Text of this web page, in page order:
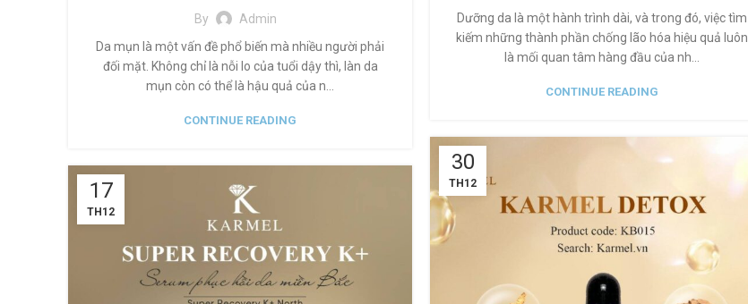
By
Admin
Da mụn là một vấn đề phổ biến mà nhiều người phải
đối mặt. Không chỉ là nỗi lo của tuổi dậy thì, làn da
mụn còn có thể là hậu quả của n...
CONTINUE READING
Dưỡng da là một hành trình dài, và trong đó, việc tìm
kiếm những thành phần chống lão hóa hiệu quả luôn
là mối quan tâm hàng đầu của nh...
CONTINUE READING
30
TH12
17
TH12